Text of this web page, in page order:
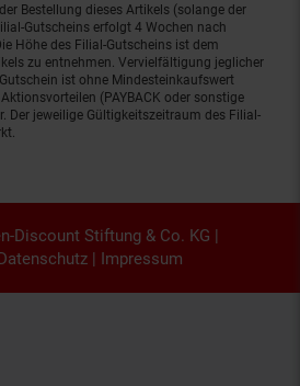
Bestellung dieses Artikels (solange der
Gutscheins erfolgt 4 Wochen nach
Höhe des Filial-Gutscheins ist dem
zu entnehmen. Vervielfältigung jeglicher
ist ohne Mindesteinkaufswert
(PAYBACK oder sonstige
Der jeweilige Gültigkeitszeitraum des Filial-
Discount Stiftung & Co. KG |
| Impressum